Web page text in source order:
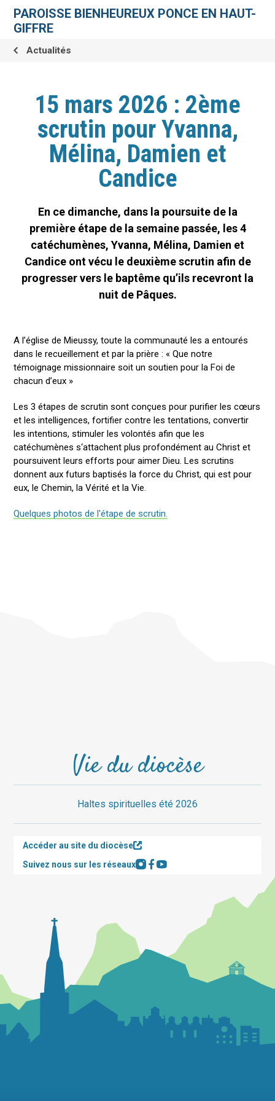
contenu.
navigation
personnelsPAROISSE BIENHEUREUX PONCE EN HAUT-
GIFFRE
Actualités
15 mars 2026 : 2ème
scrutin pour Yvanna,
Mélina, Damien et
Candice
En ce dimanche, dans la poursuite de la
première étape de la semaine passée, les 4
catéchumènes, Yvanna, Mélina, Damien et
Candice ont vécu le deuxième scrutin afin de
progresser vers le baptême qu’ils recevront la
nuit de Pâques.
A l’église de Mieussy, toute la communauté les a entourés
dans le recueillement et par la prière : « Que notre
témoignage missionnaire soit un soutien pour la Foi de
chacun d’eux »
Les 3 étapes de scrutin sont conçues pour purifier les cœurs
et les intelligences, fortifier contre les tentations, convertir
les intentions, stimuler les volontés afin que les
catéchumènes s‘attachent plus profondément au Christ et
poursuivent leurs efforts pour aimer Dieu. Les scrutins
donnent aux futurs baptisés la force du Christ, qui est pour
eux, le Chemin, la Vérité et la Vie.
Quelques photos de l'étape de scrutin.
Vie du diocèse
Haltes spirituelles été 2026
Accéder au site du diocèse
Suivez nous sur les réseaux